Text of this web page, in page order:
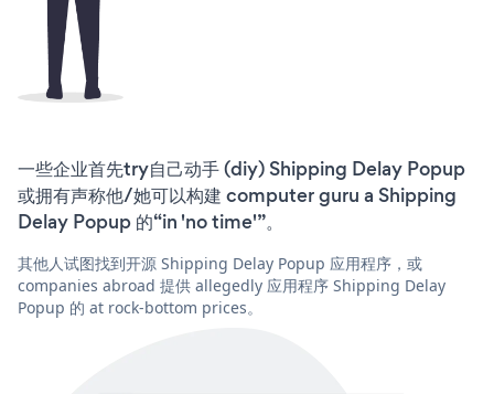
一些企业首先try自己动手 (diy) Shipping Delay Popup
或拥有声称他/她可以构建 computer guru a Shipping
Delay Popup 的“in 'no time'”。
其他人试图找到开源 Shipping Delay Popup 应用程序，或
companies abroad 提供 allegedly 应用程序 Shipping Delay
Popup 的 at rock-bottom prices。